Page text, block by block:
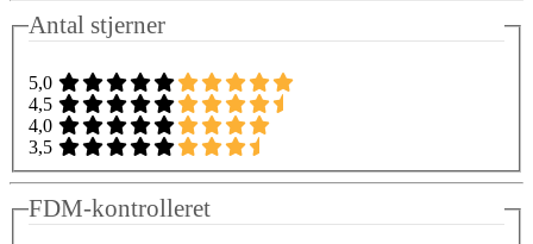
Antal stjerner
5,0
4,5
4,0
3,5
FDM-kontrolleret